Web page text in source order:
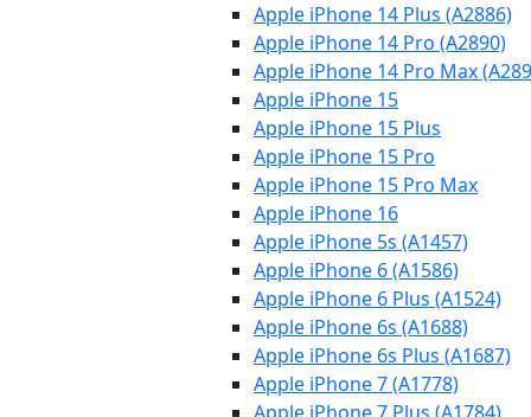
Apple iPhone 14 Plus (A2886)
Apple iPhone 14 Pro (A2890)
Apple iPhone 14 Pro Max
Apple iPhone 15
Apple iPhone 15 Plus
Apple iPhone 15 Pro
Apple iPhone 15 Pro Max
Apple iPhone 16
Apple iPhone 5s (A1457)
Apple iPhone 6 (A1586)
Apple iPhone 6 Plus (A1524)
Apple iPhone 6s (A1688)
Apple iPhone 6s Plus (A1687)
Apple iPhone 7 (A1778)